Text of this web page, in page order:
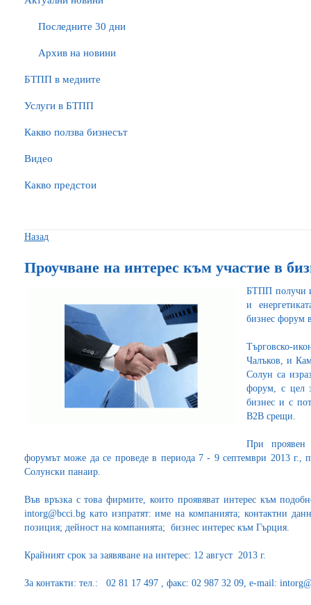
Последните 30 дни
Архив на новини
БTПП в медиите
Услуги в БТПП
Какво ползва бизнесът
Видео
Какво предстои
Назад
Проучване на интерес към участие в
БТПП получи
и
бизнес форум
Търговско-
Чалъков, и
Солун са
форум, с цел
бизнес и с
B2B срещи.
При проявен
форумът може да се проведе в периода 7 - 9 септември 2013 г.,
Солунски панаир.
Във връзка с това фирмите, които проявяват интерес към
intorg@bcci.bg като изпратят: име на компанията; контактни
позиция; дейност на компанията; бизнес интерес към Гърция.
Крайният срок за заявяване на интерес: 12 август 2013 г.
За контакти: тел.: 02 81 17 497 , факс: 02 987 32 09, e-mail: